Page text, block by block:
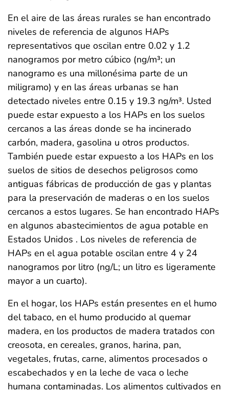
En el aire de las áreas rurales se han encontrado
niveles de referencia de algunos HAPs
representativos que oscilan entre 0.02 y 1.2
nanogramos por metro cúbico (ng/m³; un
nanogramo es una millonésima parte de un
miligramo) y en las áreas urbanas se han
detectado niveles entre 0.15 y 19.3 ng/m³. Usted
puede estar expuesto a los HAPs en los suelos
cercanos a las áreas donde se ha incinerado
carbón, madera, gasolina u otros productos.
También puede estar expuesto a los HAPs en los
suelos de sitios de desechos peligrosos como
antiguas fábricas de producción de gas y plantas
para la preservación de maderas o en los suelos
cercanos a estos lugares. Se han encontrado HAPs
en algunos abastecimientos de agua potable en
Estados Unidos . Los niveles de referencia de
HAPs en el agua potable oscilan entre 4 y 24
nanogramos por litro (ng/L; un litro es ligeramente
mayor a un cuarto).
En el hogar, los HAPs están presentes en el humo
del tabaco, en el humo producido al quemar
madera, en los productos de madera tratados con
creosota, en cereales, granos, harina, pan,
vegetales, frutas, carne, alimentos procesados o
escabechados y en la leche de vaca o leche
humana contaminadas. Los alimentos cultivados en